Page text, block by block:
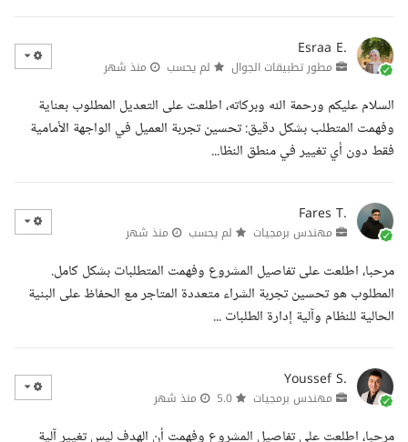
Esraa E.
مطور تطبيقات الجوال لم يحسب منذ شهر
السلام عليكم ورحمة الله وبركاته، اطلعت على التعديل المطلوب بعناية
وفهمت المتطلب بشكل دقيق: تحسين تجربة العميل في الواجهة الأمامية
فقط دون أي تغيير في منطق النظا...
Fares T.
مهندس برمجيات لم يحسب منذ شهر
مرحبا، اطلعت على تفاصيل المشروع وفهمت المتطلبات بشكل كامل.
المطلوب هو تحسين تجربة الشراء متعددة المتاجر مع الحفاظ على البنية
الحالية للنظام وآلية إدارة الطلبات ...
Youssef S.
مهندس برمجيات منذ شهر
مرحبا، اطلعت على تفاصيل المشروع وفهمت أن الهدف ليس تغيير آلية